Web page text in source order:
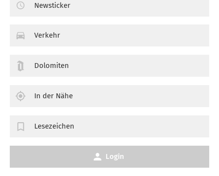
Newsticker
Verkehr
Dolomiten
In der Nähe
Lesezeichen
Login